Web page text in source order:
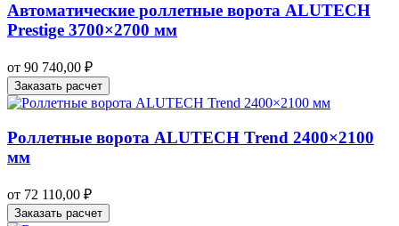
Автоматические роллетные ворота ALUTECH
Prestige 3700×2700 мм
от 90 740,00 ₽
Заказать расчет
Роллетные ворота ALUTECH Trend 2400×2100
мм
от 72 110,00 ₽
Заказать расчет